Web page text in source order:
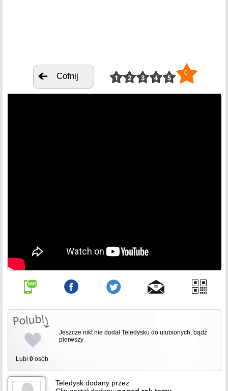
Cofnij 0
Lubi 0 osób
Jeszcze nikt nie dodał Teledysku do ulubionych, bądź
pierwszy
Teledysk dodany przez